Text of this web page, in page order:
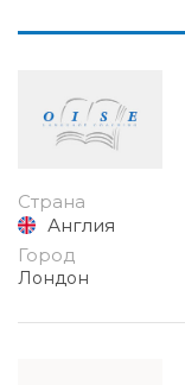
Страна
Англия
Город
Лондон